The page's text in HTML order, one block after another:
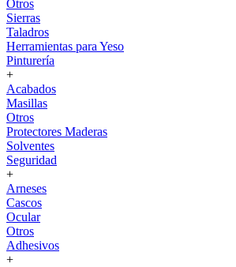
Otros
Sierras
Taladros
Herramientas para Yeso
Pinturería
+
Acabados
Masillas
Otros
Protectores Maderas
Solventes
Seguridad
+
Arneses
Cascos
Ocular
Otros
Adhesivos
+